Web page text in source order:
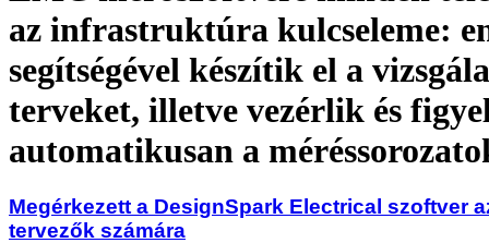
az infrastruktúra kulcseleme:
segítségével készítik el a
terveket, illetve vezérlik és
automatikusan a
Megérkezett a DesignSpark Electrical szoftver
tervezők számára